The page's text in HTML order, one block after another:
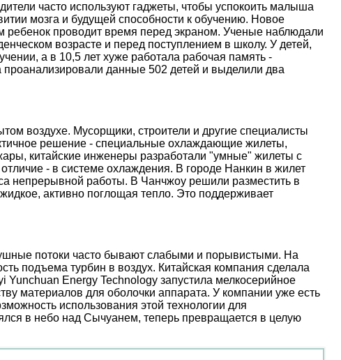
часто используют гаджеты, чтобы успокоить малыша
мозга и будущей способности к обучению. Новое
ребенок проводит время перед экраном. Ученые наблюдали
возрасте и перед поступлением в школу. У детей,
а в 10,5 лет хуже работала рабочая память -
данные 502 детей и выделили два
воздухе. Мусорщики, строители и другие специалисты
решение - специальные охлаждающие жилеты,
китайские инженеры разработали "умные" жилеты с
- в системе охлаждения. В городе Нанкин в жилет
непрерывной работы. В Чанчжоу решили разместить в
активно поглощая тепло. Это поддерживает
потоки часто бывают слабыми и порывистыми. На
подъема турбин в воздух. Китайская компания сделала
Energy Technology запустила мелкосерийное
материалов для оболочки аппарата. У компании уже есть
использования этой технологии для
в небо над Сычуанем, теперь превращается в целую